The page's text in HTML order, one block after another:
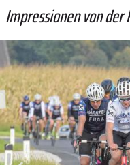
Impressionen von der